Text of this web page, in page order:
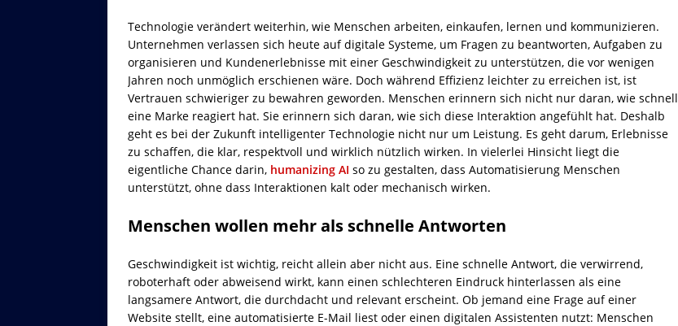
Technologie verändert weiterhin, wie Menschen arbeiten, einkaufen, lernen und kommunizieren.
Unternehmen verlassen sich heute auf digitale Systeme, um Fragen zu beantworten, Aufgaben zu
organisieren und Kundenerlebnisse mit einer Geschwindigkeit zu unterstützen, die vor wenigen
Jahren noch unmöglich erschienen wäre. Doch während Effizienz leichter zu erreichen ist, ist
Vertrauen schwieriger zu bewahren geworden. Menschen erinnern sich nicht nur daran, wie schnell
eine Marke reagiert hat. Sie erinnern sich daran, wie sich diese Interaktion angefühlt hat. Deshalb
geht es bei der Zukunft intelligenter Technologie nicht nur um Leistung. Es geht darum, Erlebnisse
zu schaffen, die klar, respektvoll und wirklich nützlich wirken. In vielerlei Hinsicht liegt die
eigentliche Chance darin, humanizing AI so zu gestalten, dass Automatisierung Menschen
unterstützt, ohne dass Interaktionen kalt oder mechanisch wirken.
Menschen wollen mehr als schnelle Antworten
Geschwindigkeit ist wichtig, reicht allein aber nicht aus. Eine schnelle Antwort, die verwirrend,
roboterhaft oder abweisend wirkt, kann einen schlechteren Eindruck hinterlassen als eine
langsamere Antwort, die durchdacht und relevant erscheint. Ob jemand eine Frage auf einer
Website stellt, eine automatisierte E-Mail liest oder einen digitalen Assistenten nutzt: Menschen